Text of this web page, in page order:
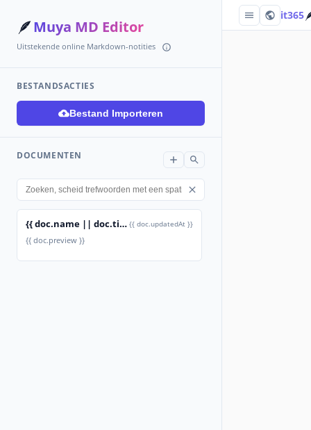
🪶Muya MD Editor
Uitstekende online Markdown-notities
BESTANDSACTIES
Bestand Importeren
DOCUMENTEN
{{ doc.name || doc.title }} {{ doc.updatedAt }}
{{ doc.preview }}
it365